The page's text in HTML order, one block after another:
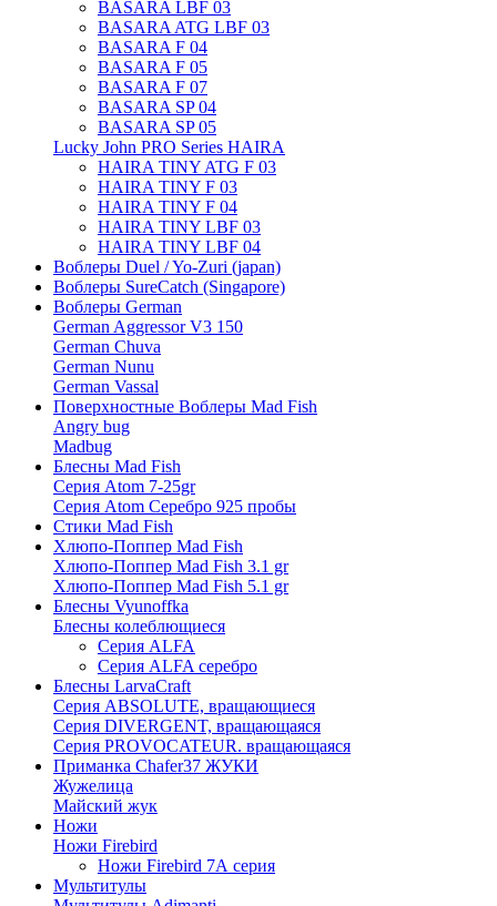
BASARA LBF 03
BASARA ATG LBF 03
BASARA F 04
BASARA F 05
BASARA F 07
BASARA SP 04
BASARA SP 05
Lucky John PRO Series HAIRA
HAIRA TINY ATG F 03
HAIRA TINY F 03
HAIRA TINY F 04
HAIRA TINY LBF 03
HAIRA TINY LBF 04
Воблеры Duel / Yo-Zuri (japan)
Воблеры SureCatch (Singapore)
Воблеры German
German Aggressor V3 150
German Chuva
German Nunu
German Vassal
Поверхностные Воблеры Mad Fish
Angry bug
Madbug
Блесны Mad Fish
Серия Atom 7-25gr
Серия Atom Серебро 925 пробы
Стики Mad Fish
Хлюпо-Поппер Mad Fish
Хлюпо-Поппер Mad Fish 3.1 gr
Хлюпо-Поппер Mad Fish 5.1 gr
Блесны Vyunoffka
Блесны колеблющиеся
Серия ALFA
Серия ALFA серебро
Блесны LarvaCraft
Серия ABSOLUTE, вращающиеся
Серия DIVERGENT, вращающаяся
Серия PROVOCATEUR. вращающаяся
Приманка Chafer37 ЖУКИ
Жужелица
Майский жук
Ножи
Ножи Firebird
Ножи Firebird 7А серия
Мультитулы